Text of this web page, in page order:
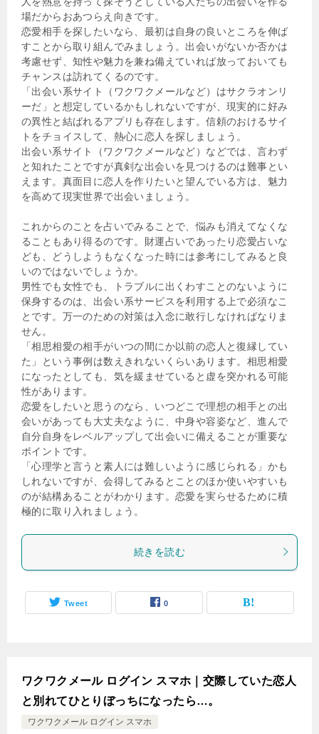
場だからおあつらえ向きです。
恋愛相手を探したいなら、最初は自身の良いところを伸ば
すことから取り組んでみましょう。出会いがないか否かは
考慮せず、知性や魅力を兼ね備えていれば放っておいても
チャンスは訪れてくるのです。
「出会い系サイト（ワクワクメールなど）はサクラオンリ
ーだ」と想定しているかもしれないですが、現実的に好み
の異性と結ばれるアプリも存在します。信頼のおけるサイ
トをチョイスして、熱心に恋人を探しましょう。
出会い系サイト（ワクワクメールなど）などでは、言わず
と知れたことですが真剣な出会いを見つけるのは難事とい
えます。真面目に恋人を作りたいと望んでいる方は、魅力
を高めて現実世界で出会いましょう。
これからのことを占いでみることで、悩みも消えてなくな
ることもあり得るのです。財運占いであったり恋愛占いな
ども、どうしようもなくなった時には参考にしてみると良
いのではないでしょうか。
男性でも女性でも、トラブルに出くわすことのないように
保身するのは、出会い系サービスを利用する上で必須なこ
とです。万一のための対策は入念に敢行しなければなりま
せん。
「相思相愛の相手がいつの間にか以前の恋人と復縁してい
た」という事例は数えきれないくらいあります。相思相愛
になったとしても、気を緩ませていると虚を突かれる可能
性があります。
恋愛をしたいと思うのなら、いつどこで理想の相手との出
会いがあっても大丈夫なように、中身や容姿など、進んで
自分自身をレベルアップして出会いに備えることが重要な
ポイントです。
「心理学と言うと素人には難しいように感じられる」かも
しれないですが、会得してみるとことのほか使いやすいも
のが結構あることがわかります。恋愛を実らせるために積
極的に取り入れましょう。
続きを読む
Tweet 0
ワクワクメール ログイン スマホ｜交際していた恋人
と別れてひとりぼっちになったら…。
ワクワクメール ログイン スマホ